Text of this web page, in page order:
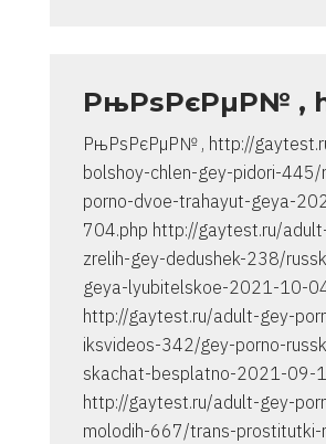
очень
Владимир
РњРѕРєРµР№ ,
РњРѕРєРµР№ , http://
bolshoy-chlen-gey-pidori-
porno-dvoe-trahayut-geya-
704.php http://gaytest.ru/
zrelih-gey-dedushek-238/
geya-lyubitelskoe-2021-10-
http://gaytest.ru/adult-gey-
iksvideos-342/gey-porno-
skachat-besplatno-2021-09-
http://gaytest.ru/adult-gey-
molodih-667/trans-